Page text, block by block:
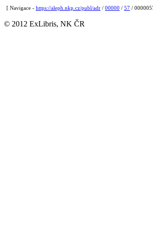
[ Navigace - https://aleph.nkp.cz/publ/adr / 00000 / 57 /
© 2012 ExLibris, NK ČR